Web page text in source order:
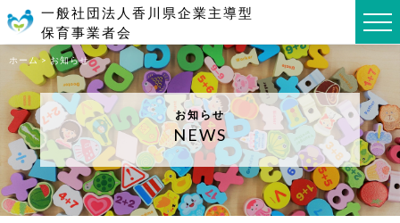
一般社団法人 香川県企業主導型
保育事業者会
ホーム>お知らせ
お知らせ
NEWS